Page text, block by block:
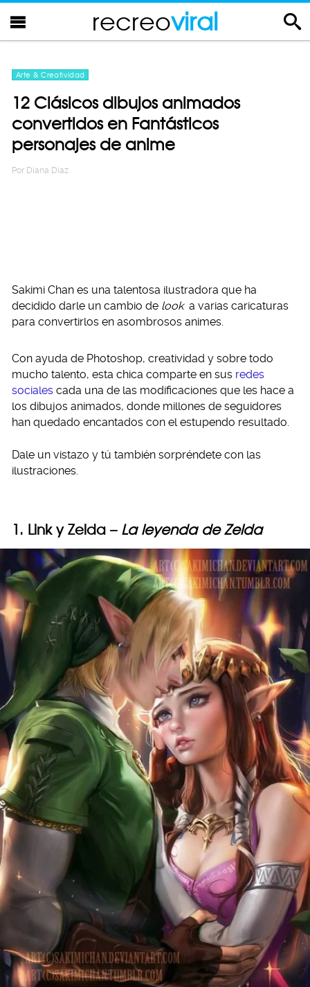
recreoviral
Arte & Creatividad
12 Clásicos dibujos animados
convertidos en Fantásticos
personajes de anime
Por Diana Diaz
Sakimi Chan es una talentosa ilustradora que ha
decidido darle un cambio de look a varias caricaturas
para convertirlos en asombrosos animes.
Con ayuda de Photoshop, creatividad y sobre todo
mucho talento, esta chica comparte en sus redes
sociales cada una de las modificaciones que les hace a
los dibujos animados, donde millones de seguidores
han quedado encantados con el estupendo resultado.
Dale un vistazo y tú también sorpréndete con las
ilustraciones.
1. Link y Zelda – La leyenda de Zelda